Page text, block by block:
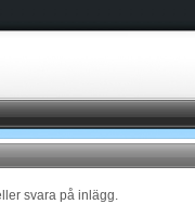
svara på inlägg.